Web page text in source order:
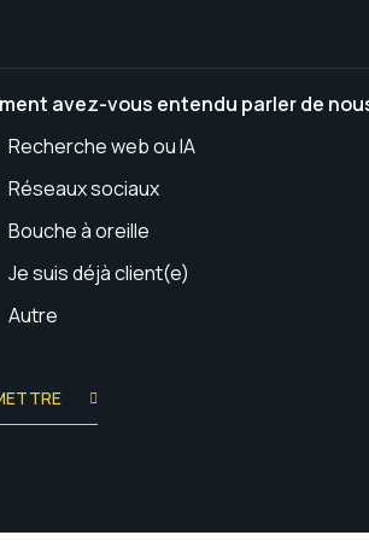
avez-vous entendu parler de
Recherche web ou IA
Réseaux sociaux
Bouche à oreille
Je suis déjà client(e)
Autre